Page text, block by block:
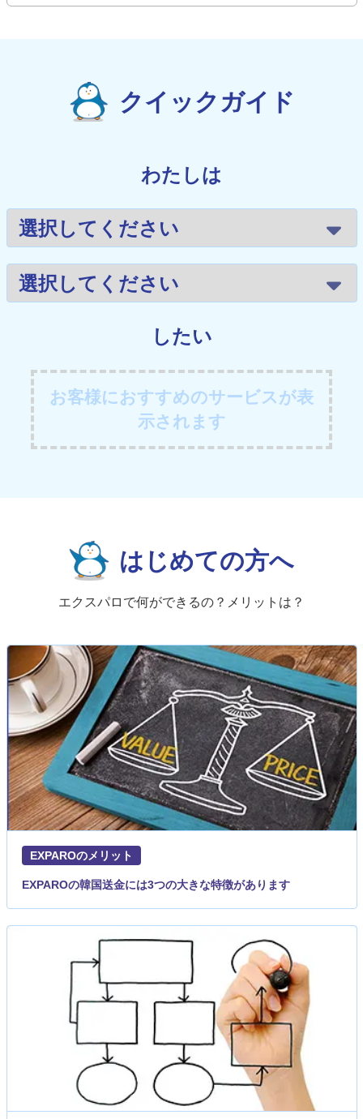
クイックガイド
わたしは
したい
お客様におすすめのサービスが表
示されます
はじめての方へ
エクスパロで何ができるの？メリットは？
EXPAROのメリット
EXPAROの韓国送金には3つの大きな特徴があります